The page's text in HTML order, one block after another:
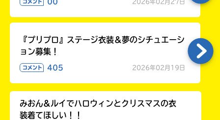
コメント 00 2026年02月27日
『プリプロ』ステージ衣装＆夢のシチュエーシ
ョン募集！
コメント 405 2026年02月19日
みおん&ルイでハロウィンとクリスマスの衣
装着てほしい！！